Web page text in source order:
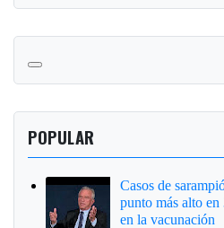
POPULAR
Casos de
punto más alto en
en la vacunación